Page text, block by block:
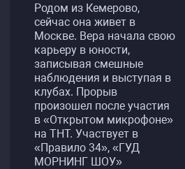
Родом из Кемерово,
сейчас она живет в
Москве. Вера начала свою
карьеру в юности,
записывая смешные
наблюдения и выступая в
клубах. Прорыв
произошел после участия
в «Открытом микрофоне»
на ТНТ. Участвует в
«Правило 34», «ГУД
МОРНИНГ ШОУ»